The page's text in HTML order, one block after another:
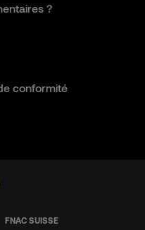
?
conformité
FNAC SUISSE